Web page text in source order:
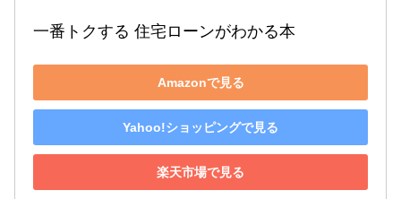
一番トクする 住宅ローンがわかる本
Amazonで見る
Yahoo!ショッピングで見る
楽天市場で見る